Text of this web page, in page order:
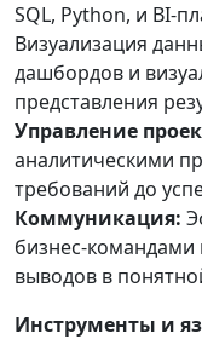
SQL, Python, и BI-
Визуализация
дашбордов и
представления
Управление
аналитическими
требований до
Коммуникация:
бизнес-командами
выводов в
Инструменты и